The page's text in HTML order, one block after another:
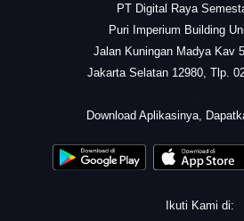
PT Digital Raya
Puri Imperium Building
Jalan Kuningan Madya Kav
Jakarta Selatan 12980, Tlp.
Download Aplikasinya,
Ikuti Kami di: